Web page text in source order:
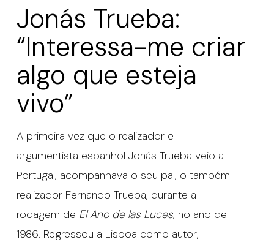
Jonás Trueba:
“Interessa-me criar
algo que esteja
vivo”
A primeira vez que o realizador e
argumentista espanhol Jonás Trueba veio a
Portugal, acompanhava o seu pai, o também
realizador Fernando Trueba, durante a
rodagem de El Ano de las Luces, no ano de
1986. Regressou a Lisboa como autor,